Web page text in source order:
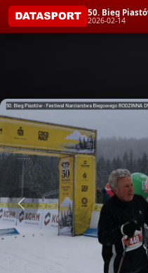
2026-02-14